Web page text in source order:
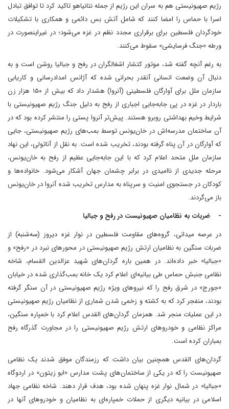
رژیم صهیونیستی هم به سران این رژیم از جمله نتانیاهو تاکید کرد تا توافق تبادل
اسرا با حماس را امضا کنند که شامل آتش بس دائمی و همکاری با تشکیلات
خودگردان فلسطین برای برقراری مجدد نظم در غزه می‌شود؛ در غیراینصورت در
ورطه «جنگ فرسایشی» سقوط می‌کنند.
به رغم آنچه گفته شد، موتور کتشار اشغالگران در رفح و جبالیا روشن است و به
دنبال آن وضعت انسانی آنقدر بحرانی شده که آژانس امدادرسانی و کاریابی
سازمان ملل برای آوارگان فلسطینی (آنروا) هشدار داد که بیش از ۱۵۰ هزار زن
باردار در غزه در پی جابه‌جایی اجباری از رفح به دلیل جنگ رژیم صهیونیستی با
شرایط وخیم بهداشتی روبرو هستند. پیش‌تر آنروا پستی را منتشر کرده بود که در
آن ساختمان مدرسه‌اش در خان‌یونس توسط بمب‌های رژیم صهیونیستی، جایی
که آوارگان در آن پناه گرفته‌ بودند، تخریب شده است. به نقل از آناتولی، این نهاد
سازمان ملل متحد اعلام کرد که با این جابه‌جایی عظیم از رفح به خان‌یونس،
مرحله جدیدی از ناامیدی در برابر چشمان جهان آشکار می‌شود. خانواده‌ها و
کودکان در جستجوی امنیت و سرپناه به مدارس تخریب شده آنروا در خان‌یونس
باز می‌گردند.
- ضربات به نظامیان صهیونیست در رفح و جبالیا
در عرصه میدانی، گروه‌های مقاومت فلسطین در نوار غزه دیروز (سه‌شنبه) از
ضربات سنگین به نظامیان ارتش رژیم صهیونیستی در محورهای نبرد در «رفح» و
«جبالیا» خبر داده‌اند. در همین باره گردان‌های شهید عزالدین القسام، شاخه
نظامی جنبش حماس طی بیانیه‌ای اعلام کرد یک خانه بمب‌گذاری شده در خیابان
«جورج» در شرق رفح را که نیروهای ویژه رژیم صهیونیستی در آن سنگر گرفته
بودند، منفجر کرد که به کشته و زخمی شدن شماری از نظامیان رژیم صهیونیستی
در این عملیات منجر شد. همزمان گردان‌های القدس اعلام کرد با خمپاره سنگین،
مراکز نظامی و خودروهای ارتش رژیم صهیونیستی را در مجاورت گذرگاه رفح
بمباران کرده است.
گردان‌های القدس همچنین بیان داشت که رزمندگان موفق شدند یک نظامی
صهیونیست را که در یکی از ساختمان‌های پشت مدارس «ابو زیتون» در اردوگاه
«جبالیا» در شمال نوار غزه پنهان شده بود، هدف قرار دهند. شاخه نظامی جهاد
اسلامی در بیانیه دیگری از حملات خمپاره‌ای به نظامیان و خودروهای آنها در